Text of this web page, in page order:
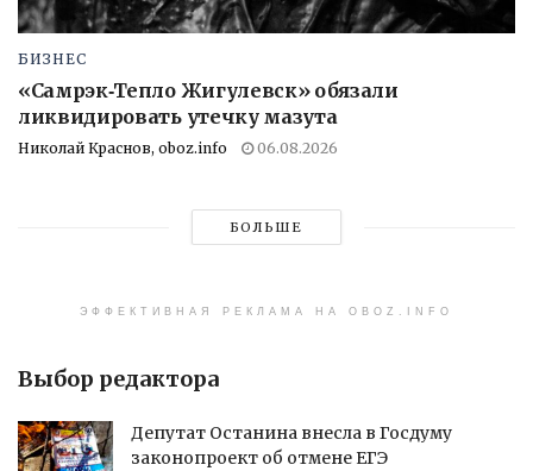
БИЗНЕС
«Самрэк‑Тепло Жигулевск» обязали
ликвидировать утечку мазута
Николай Краснов, oboz.info 06.08.2026
БОЛЬШЕ
ЭФФЕКТИВНАЯ РЕКЛАМА НА OBOZ.INFO
Выбор редактора
Депутат Останина внесла в Госдуму
законопроект об отмене ЕГЭ